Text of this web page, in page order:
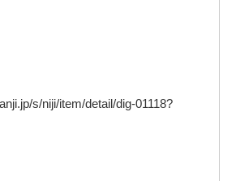
s/niji/item/detail/dig-01118?